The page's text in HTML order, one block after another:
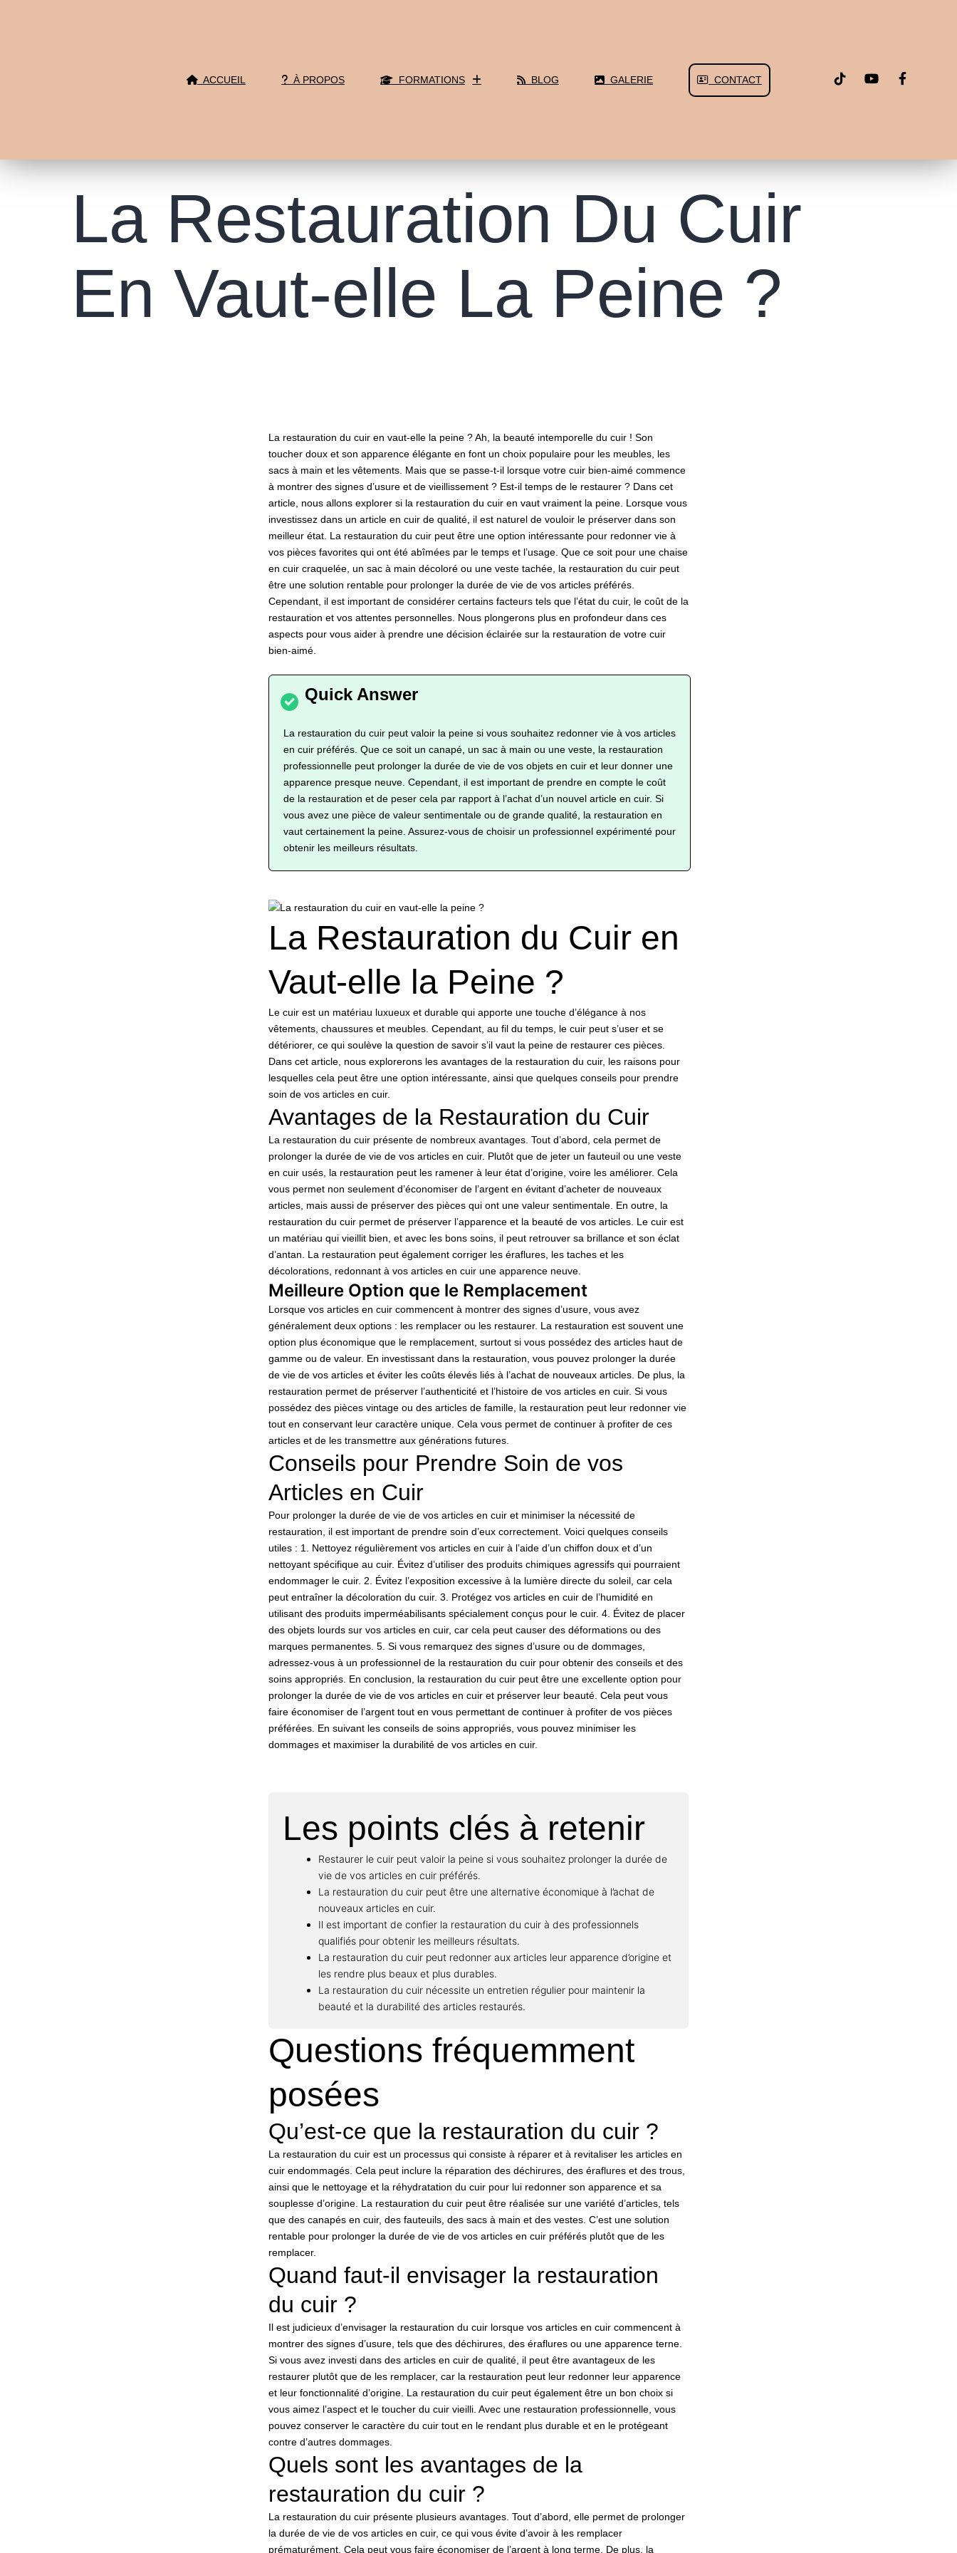
ACCUEIL À PROPOS FORMATIONS BLOG GALERIE CONTACT
La Restauration Du Cuir
En Vaut-elle La Peine ?
La restauration du cuir en vaut-elle la peine ? Ah, la beauté intemporelle du cuir ! Son
toucher doux et son apparence élégante en font un choix populaire pour les meubles, les
sacs à main et les vêtements. Mais que se passe-t-il lorsque votre cuir bien-aimé commence
à montrer des signes d’usure et de vieillissement ? Est-il temps de le restaurer ? Dans cet
article, nous allons explorer si la restauration du cuir en vaut vraiment la peine. Lorsque vous
investissez dans un article en cuir de qualité, il est naturel de vouloir le préserver dans son
meilleur état. La restauration du cuir peut être une option intéressante pour redonner vie à
vos pièces favorites qui ont été abîmées par le temps et l’usage. Que ce soit pour une chaise
en cuir craquelée, un sac à main décoloré ou une veste tachée, la restauration du cuir peut
être une solution rentable pour prolonger la durée de vie de vos articles préférés.
Cependant, il est important de considérer certains facteurs tels que l’état du cuir, le coût de la
restauration et vos attentes personnelles. Nous plongerons plus en profondeur dans ces
aspects pour vous aider à prendre une décision éclairée sur la restauration de votre cuir
bien-aimé.
La restauration du cuir peut valoir la peine si vous souhaitez redonner vie à vos articles
en cuir préférés. Que ce soit un canapé, un sac à main ou une veste, la restauration
professionnelle peut prolonger la durée de vie de vos objets en cuir et leur donner une
apparence presque neuve. Cependant, il est important de prendre en compte le coût
de la restauration et de peser cela par rapport à l’achat d’un nouvel article en cuir. Si
vous avez une pièce de valeur sentimentale ou de grande qualité, la restauration en
vaut certainement la peine. Assurez-vous de choisir un professionnel expérimenté pour
obtenir les meilleurs résultats.
La Restauration du Cuir en
Vaut-elle la Peine ?
Le cuir est un matériau luxueux et durable qui apporte une touche d’élégance à nos
vêtements, chaussures et meubles. Cependant, au fil du temps, le cuir peut s’user et se
détériorer, ce qui soulève la question de savoir s’il vaut la peine de restaurer ces pièces.
Dans cet article, nous explorerons les avantages de la restauration du cuir, les raisons pour
lesquelles cela peut être une option intéressante, ainsi que quelques conseils pour prendre
soin de vos articles en cuir.
Avantages de la Restauration du Cuir
La restauration du cuir présente de nombreux avantages. Tout d’abord, cela permet de
prolonger la durée de vie de vos articles en cuir. Plutôt que de jeter un fauteuil ou une veste
en cuir usés, la restauration peut les ramener à leur état d’origine, voire les améliorer. Cela
vous permet non seulement d’économiser de l’argent en évitant d’acheter de nouveaux
articles, mais aussi de préserver des pièces qui ont une valeur sentimentale. En outre, la
restauration du cuir permet de préserver l’apparence et la beauté de vos articles. Le cuir est
un matériau qui vieillit bien, et avec les bons soins, il peut retrouver sa brillance et son éclat
d’antan. La restauration peut également corriger les éraflures, les taches et les
décolorations, redonnant à vos articles en cuir une apparence neuve.
Meilleure Option que le Remplacement
Lorsque vos articles en cuir commencent à montrer des signes d’usure, vous avez
généralement deux options : les remplacer ou les restaurer. La restauration est souvent une
option plus économique que le remplacement, surtout si vous possédez des articles haut de
gamme ou de valeur. En investissant dans la restauration, vous pouvez prolonger la durée
de vie de vos articles et éviter les coûts élevés liés à l’achat de nouveaux articles. De plus, la
restauration permet de préserver l’authenticité et l’histoire de vos articles en cuir. Si vous
possédez des pièces vintage ou des articles de famille, la restauration peut leur redonner vie
tout en conservant leur caractère unique. Cela vous permet de continuer à profiter de ces
articles et de les transmettre aux générations futures.
Conseils pour Prendre Soin de vos
Articles en Cuir
Pour prolonger la durée de vie de vos articles en cuir et minimiser la nécessité de
restauration, il est important de prendre soin d’eux correctement. Voici quelques conseils
utiles : 1. Nettoyez régulièrement vos articles en cuir à l’aide d’un chiffon doux et d’un
nettoyant spécifique au cuir. Évitez d’utiliser des produits chimiques agressifs qui pourraient
endommager le cuir. 2. Évitez l’exposition excessive à la lumière directe du soleil, car cela
peut entraîner la décoloration du cuir. 3. Protégez vos articles en cuir de l’humidité en
utilisant des produits imperméabilisants spécialement conçus pour le cuir. 4. Évitez de placer
des objets lourds sur vos articles en cuir, car cela peut causer des déformations ou des
marques permanentes. 5. Si vous remarquez des signes d’usure ou de dommages,
adressez-vous à un professionnel de la restauration du cuir pour obtenir des conseils et des
soins appropriés. En conclusion, la restauration du cuir peut être une excellente option pour
prolonger la durée de vie de vos articles en cuir et préserver leur beauté. Cela peut vous
faire économiser de l’argent tout en vous permettant de continuer à profiter de vos pièces
préférées. En suivant les conseils de soins appropriés, vous pouvez minimiser les
dommages et maximiser la durabilité de vos articles en cuir.
Les points clés à retenir
Restaurer le cuir peut valoir la peine si vous souhaitez prolonger la durée de
vie de vos articles en cuir préférés.
La restauration du cuir peut être une alternative économique à l’achat de
nouveaux articles en cuir.
Il est important de confier la restauration du cuir à des professionnels
qualifiés pour obtenir les meilleurs résultats.
La restauration du cuir peut redonner aux articles leur apparence d’origine et
les rendre plus beaux et plus durables.
La restauration du cuir nécessite un entretien régulier pour maintenir la
beauté et la durabilité des articles restaurés.
Questions fréquemment
posées
Qu’est-ce que la restauration du cuir ?
La restauration du cuir est un processus qui consiste à réparer et à revitaliser les articles en
cuir endommagés. Cela peut inclure la réparation des déchirures, des éraflures et des trous,
ainsi que le nettoyage et la réhydratation du cuir pour lui redonner son apparence et sa
souplesse d’origine. La restauration du cuir peut être réalisée sur une variété d’articles, tels
que des canapés en cuir, des fauteuils, des sacs à main et des vestes. C’est une solution
rentable pour prolonger la durée de vie de vos articles en cuir préférés plutôt que de les
remplacer.
Quand faut-il envisager la restauration
du cuir ?
Il est judicieux d’envisager la restauration du cuir lorsque vos articles en cuir commencent à
montrer des signes d’usure, tels que des déchirures, des éraflures ou une apparence terne.
Si vous avez investi dans des articles en cuir de qualité, il peut être avantageux de les
restaurer plutôt que de les remplacer, car la restauration peut leur redonner leur apparence
et leur fonctionnalité d’origine. La restauration du cuir peut également être un bon choix si
vous aimez l’aspect et le toucher du cuir vieilli. Avec une restauration professionnelle, vous
pouvez conserver le caractère du cuir tout en le rendant plus durable et en le protégeant
contre d’autres dommages.
Quels sont les avantages de la
restauration du cuir ?
La restauration du cuir présente plusieurs avantages. Tout d’abord, elle permet de prolonger
la durée de vie de vos articles en cuir, ce qui vous évite d’avoir à les remplacer
prématurément. Cela peut vous faire économiser de l’argent à long terme. De plus, la